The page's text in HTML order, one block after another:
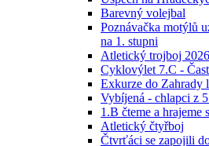
Barevný volejbal
Poznávačka motýlů
na 1. stupni
Atletický trojboj 2026
Cyklovýlet 7.C -
Exkurze do
Vybíjená - chlapci z
1.B čteme a hrajeme
Atletický čtyřboj
Čtvrťáci se zapojili